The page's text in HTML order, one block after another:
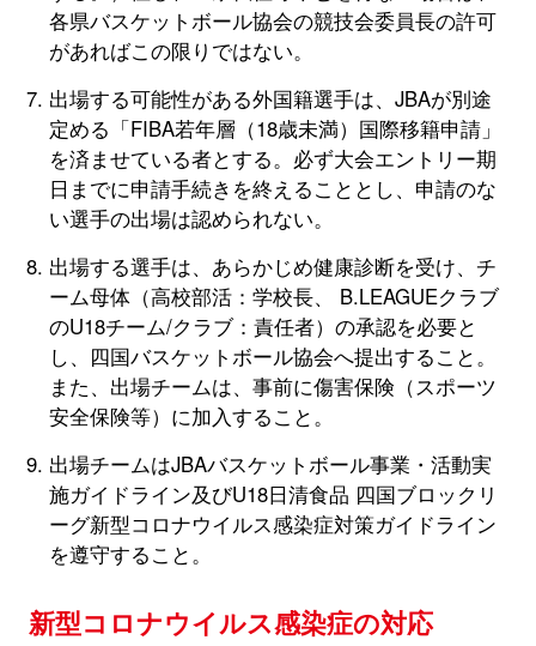
各県バスケットボール協会の競技会委員長の許可
があればこの限りではない。
出場する可能性がある外国籍選手は、JBAが別途
定める「FIBA若年層（18歳未満）国際移籍申請」
を済ませている者とする。必ず大会エントリー期
日までに申請手続きを終えることとし、申請のな
い選手の出場は認められない。
出場する選手は、あらかじめ健康診断を受け、チ
ーム母体（高校部活：学校長、 B.LEAGUEクラブ
のU18チーム/クラブ：責任者）の承認を必要と
し、四国バスケットボール協会へ提出すること。
また、出場チームは、事前に傷害保険（スポーツ
安全保険等）に加入すること。
出場チームはJBAバスケットボール事業・活動実
施ガイドライン及びU18日清食品 四国ブロックリ
ーグ新型コロナウイルス感染症対策ガイドライン
を遵守すること。
新型コロナウイルス感染症の対応